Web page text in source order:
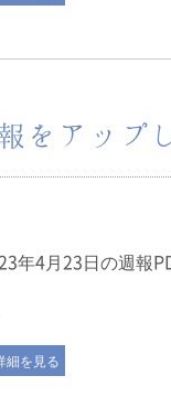
をアップ
年4月23日の週報
細を見る